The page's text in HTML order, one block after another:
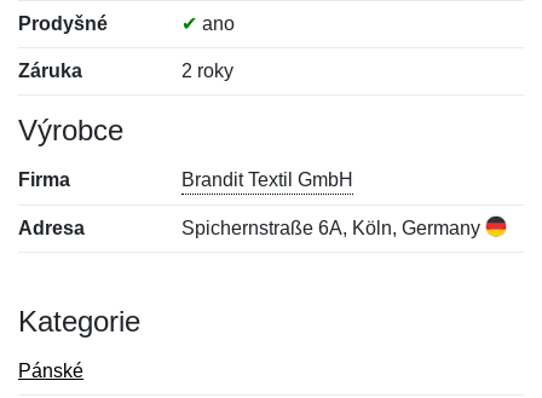
Prodyšné ✔ ano
Záruka 2 roky
Výrobce
Firma Brandit Textil GmbH
Adresa Spichernstraße 6A, Köln, Germany
Kategorie
Pánské